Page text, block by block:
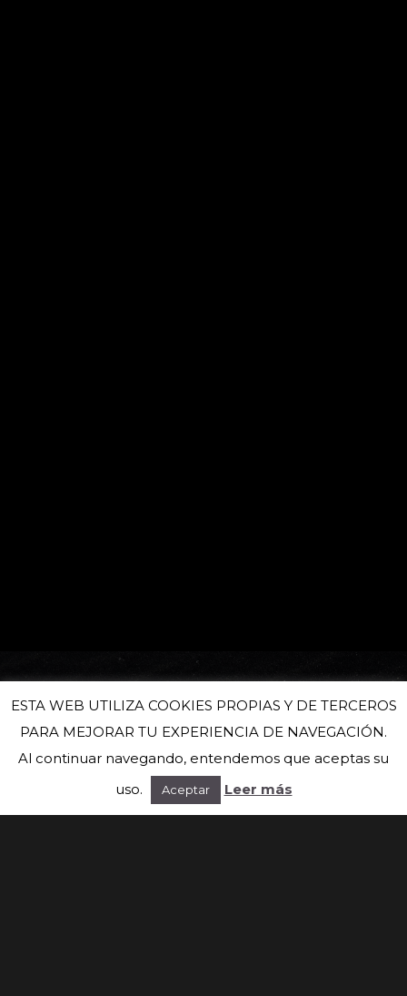
ESTA WEB UTILIZA COOKIES PROPIAS Y DE TERCEROS
PARA MEJORAR TU EXPERIENCIA DE NAVEGACIÓN.
Al continuar navegando, entendemos que aceptas su
uso.
Aceptar Leer más